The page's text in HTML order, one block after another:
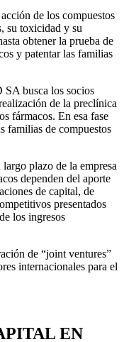
de los compuestos
su toxicidad y su
obtener la prueba de
y patentar las familias
SA busca los socios
de la preclínica
fármacos. En esa fase
familias de compuestos
plazo de la empresa
dependen del aporte
de capital, de
presentados
los ingresos
de “joint ventures”
internacionales para el
EN